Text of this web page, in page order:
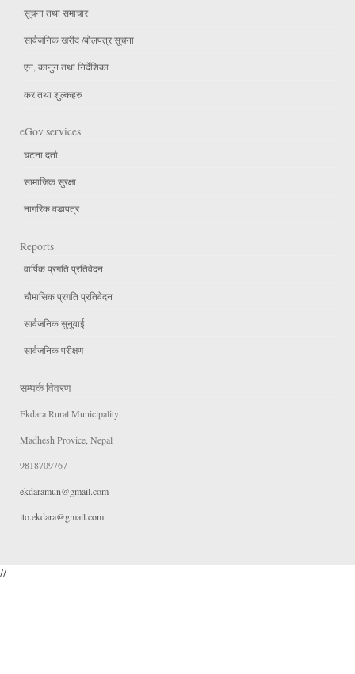
सूचना तथा समाचार
सार्वजनिक खरीद /बोलपत्र सूचना
एन, कानुन तथा निर्देशिका
कर तथा शुल्कहरु
eGov services
घटना दर्ता
सामाजिक सुरक्षा
नागरिक वडापत्र
Reports
वार्षिक प्रगति प्रतिवेदन
चौमासिक प्रगति प्रतिवेदन
सार्वजनिक सुनुवाई
सार्वजनिक परीक्षण
सम्पर्क विवरण
Ekdara Rural Municipality
Madhesh Provice, Nepal
9818709767
ekdaramun@gmail.com
ito.ekdara@gmail.com
//